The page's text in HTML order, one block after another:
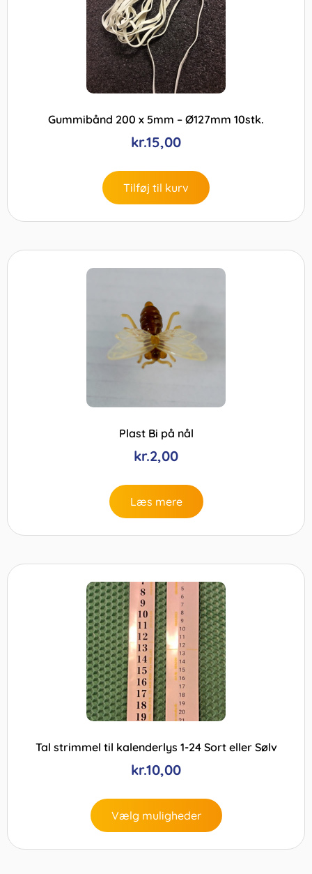
Gummibånd 200 x 5mm – Ø127mm 10stk.
kr.15,00
Tilføj til kurv
Plast Bi på nål
kr.2,00
Læs mere
Tal strimmel til kalenderlys 1-24 Sort eller Sølv
kr.10,00
Vælg muligheder